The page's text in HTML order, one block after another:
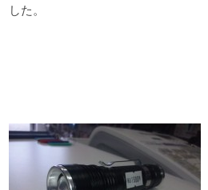
した。